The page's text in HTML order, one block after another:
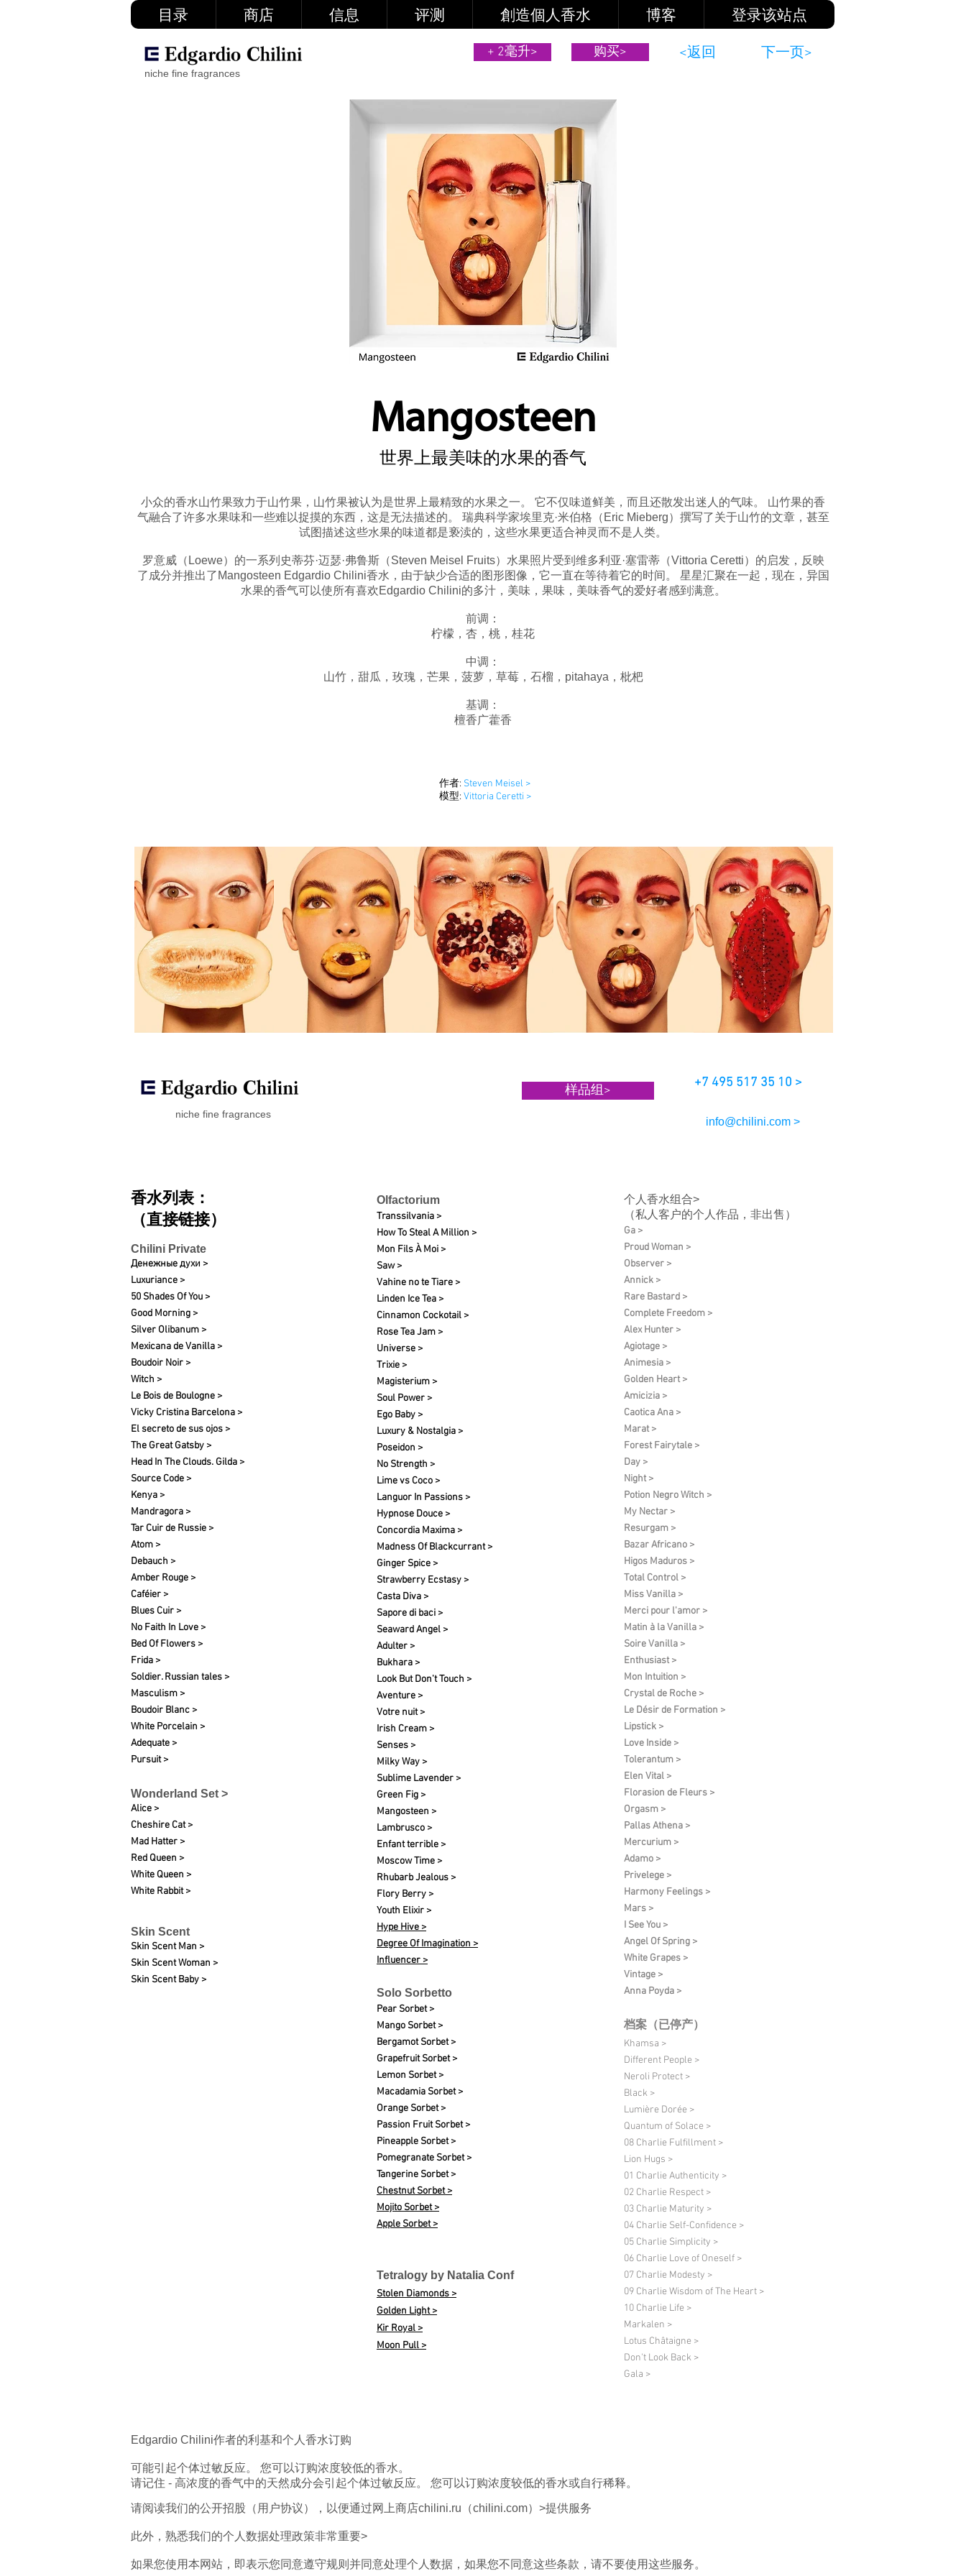
目录 商店 信息 评测 創造個人香水 博客 登录该站点
+ 2毫升> 购买> <返回 下一页>
Mangosteen
世界上最美味的水果的香气
小众的香水山竹果致力于山竹果，山竹果被认为是世界上最精致的水果之一。 它不仅味道鲜美，而且还散发出迷人的气味。 山竹果的香
气融合了许多水果味和一些难以捉摸的东西，这是无法描述的。 瑞典科学家埃里克·米伯格（Eric Mieberg）撰写了关于山竹的文章，甚至
试图描述这些水果的味道都是亵渎的，这些水果更适合神灵而不是人类。
罗意威（Loewe）的一系列史蒂芬·迈瑟·弗鲁斯（Steven Meisel Fruits）水果照片受到维多利亚·塞雷蒂（Vittoria Ceretti）的启发，反映
了成分并推出了Mangosteen Edgardio Chilini香水，由于缺少合适的图形图像，它一直在等待着它的时间。 星星汇聚在一起，现在，异国
水果的香气可以使所有喜欢Edgardio Chilini的多汁，美味，果味，美味香气的爱好者感到满意。
前调：
柠檬，杏，桃，桂花
中调：
山竹，甜瓜，玫瑰，芒果，菠萝，草莓，石榴，pitahaya，枇杷
基调：
檀香广藿香
作者: Steven Meisel >
模型: Vittoria Ceretti >
niche fine fragrances
niche fine fragrances
香水列表：
（直接链接）
Chilini Private
Денежные духи >
Luxuriance >
50 Shades Of You >
Good Morning >
Silver Olibanum >
Mexicana de Vanilla >
Boudoir Noir >
Witch >
Le Bois de Boulogne >
Vicky Cristina Barcelona >
El secreto de sus ojos >
The Great Gatsby >
Head In The Clouds. Gilda >
Source Code >
Kenya >
Mandragora >
Tar Cuir de Russie >
Atom >
Debauch >
Amber Rouge >
Caféier >
Blues Cuir >
No Faith In Love >
Bed Of Flowers >
Frida >
Soldier. Russian tales >
Masculism >
Boudoir Blanc >
White Porcelain >
Adequate >
Pursuit >
Wonderland Set >
Alice >
Cheshire Cat >
Mad Hatter >
Red Queen >
White Queen >
White Rabbit >
Skin Scent
Skin Scent Man >
Skin Scent Woman >
Skin Scent Baby >
样品组>
+7 495 517 35 10 >
info@chilini.com >
Olfactorium
Transsilvania >
How To Steal A Million >
Mon Fils À Moi >
Saw >
Vahine no te Tiare >
Linden Ice Tea >
Cinnamon Cockotail >
Rose Tea Jam >
Universe >
Trixie >
Magisterium >
Soul Power >
Ego Baby >
Luxury & Nostalgia >
Poseidon >
No Strength >
Lime vs Coco >
Languor In Passions >
Hypnose Douce >
Concordia Maxima >
Madness Of Blackcurrant >
Ginger Spice >
Strawberry Ecstasy >
Casta Diva >
Sapore di baci >
Seaward Angel >
Adulter >
Bukhara >
Look But Don't Touch >
Aventure >
Votre nuit​ >
Irish Cream >
Senses >
Milky Way >
Sublime Lavender >
Green Fig >
Mangosteen >
Lambrusco >
Enfant terrible >
Moscow Time >
Rhubarb Jealous >
Flory Berry >
Youth Elixir >
Hype Hive >
Degree Of Imagination >
Influencer >
Solo Sorbetto
Pear Sorbet >
Mango Sorbet >
Bergamot Sorbet >
Grapefruit Sorbet >
Lemon Sorbet >
Macadamia Sorbet >
Orange Sorbet >
Passion Fruit Sorbet >
Pineapple Sorbet >
Pomegranate Sorbet >
Tangerine Sorbet >
Chestnut Sorbet >
Mojito Sorbet >
Apple Sorbet >
Tetralogy by Natalia Conf
Stolen Diamonds >
Golden Light >
Kir Royal >
Moon Pull >
个人香水组合>
（私人客户的个人作品，非出售）
Ga >
Proud Woman >
Observer >
Annick >
Rare Bastard >
Complete Freedom >
Alex Hunter >
Agiotage >
Animesia >
Golden Heart >
Amicizia >
Caotica Ana >
Marat >
Forest Fairytale >
Day >
Night >
Potion Negro Witch >
My Nectar >
Resurgam >
Bazar Africano >
Higos Maduros >
Total Control >
Miss Vanilla >
Merci pour l'amor >
Matin à la Vanilla >
Soire Vanilla >
Enthusiast >
Mon Intuition >
Crystal de Roche >
Le Désir de Formation​ >
Lipstick >
Love Inside >
Tolerantum >
Elen Vital >
Florasion de Fleurs >
Orgasm >
Pallas Athena >
Mercurium >
Adamo >
Privelege >
Harmony Feelings >
Mars >
I See You >
Angel Of Spring >
White Grapes >
Vintage >
Anna Poyda >
档案（已停产）
Khamsa >
Different People >
Neroli Protect >
Black >
Lumière Dorée >
Quantum of Solace >
08 Charlie Fulfillment >
Lion Hugs >
01 Charlie Authenticity >
02 Charlie Respect >
03 Charlie Maturity >
04 Charlie Self-Confidence >
05 Charlie Simplicity >
06 Charlie Love of Oneself >
07 Charlie Modesty >
09 Charlie Wisdom of The Heart >
10 Charlie Life >
Markalen >
Lotus Châtaigne >
Don't Look Back >
Gala >
Edgardio Chilini作者的利基和个人香水订购
可能引起个体过敏反应。 您可以订购浓度较低的香水。
请记住 - 高浓度的香气中的天然成分会引起个体过敏反应。 您可以订购浓度较低的香水或自行稀释。
请阅读我们的公开招股（用户协议），以便通过网上商店chilini.ru（chilini.com）>提供服务
此外，熟悉我们的个人数据处理政策非常重要>
如果您使用本网站，即表示您同意遵守规则并同意处理个人数据，如果您不同意这些条款，请不要使用这些服务。